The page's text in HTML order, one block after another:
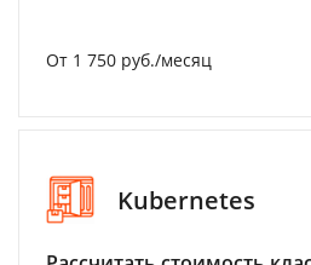
От 1 750 руб./месяц
Kubernetes